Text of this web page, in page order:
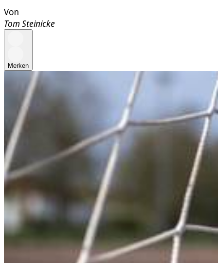
Von
Tom Steinicke
Merken